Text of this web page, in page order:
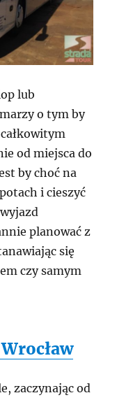
lub
o tym by
od miejsca do
by choć na
i cieszyć
planować z
się
czy samym
zaczynając od